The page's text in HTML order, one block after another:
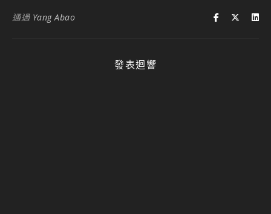
通過 Yang Abao
發表迴響